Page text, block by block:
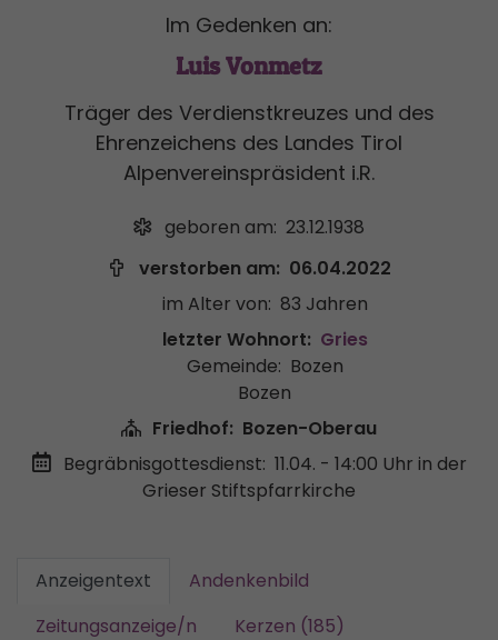
Im Gedenken an:
Luis Vonmetz
Träger des Verdienstkreuzes und des
Ehrenzeichens des Landes Tirol
Alpenvereinspräsident i.R.
geboren am: 23.12.1938
verstorben am: 06.04.2022
im Alter von: 83 Jahren
letzter Wohnort: Gries
Gemeinde: Bozen
Bozen
Friedhof: Bozen-Oberau
Begräbnisgottesdienst: 11.04. - 14:00 Uhr in der
Grieser Stiftspfarrkirche
Anzeigentext
Andenkenbild
Zeitungsanzeige/n
Kerzen (185)